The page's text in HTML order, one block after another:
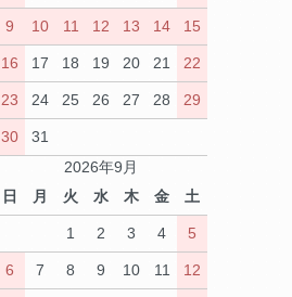
9 10 11 12 13 14 15
16 17 18 19 20 21 22
23 24 25 26 27 28 29
30
31
2026年9月
日
月 火 水 木 金 土
1 2 3 4 5
6 7 8 9 10 11 12